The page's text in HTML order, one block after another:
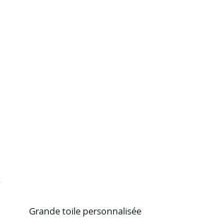
Grande toile personnalisée